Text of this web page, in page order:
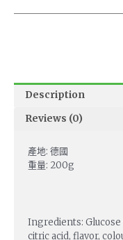
Description
Reviews (0)
產地: 德國
重量: 200g
Ingredients: Glucose
citric acid, flavor,